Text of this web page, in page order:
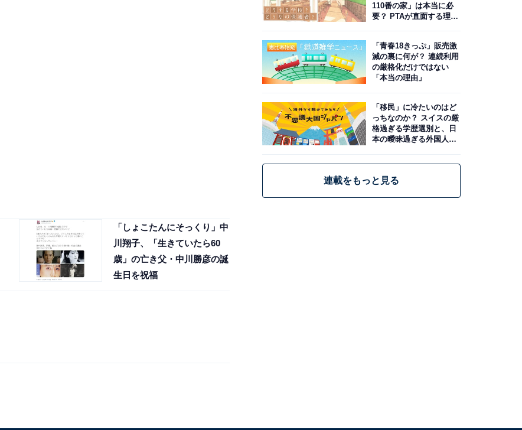
「しょこたんにそっくり」中
川翔子、「生きていたら60
歳」の亡き父・中川勝彦の誕
生日を祝福
110番の家」は本当に必
要？ PTAが直面する理想
「青春18きっぷ」販売激
減の裏に何が？ 連続利用
の厳格化だけではない
「本当の理由」
「移民」に冷たいのはど
っちなのか？ スイスの厳
格過ぎる学歴選別と、日
本の曖昧過ぎる外国人政
連載をもっと見る